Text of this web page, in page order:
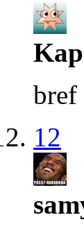
bref
12